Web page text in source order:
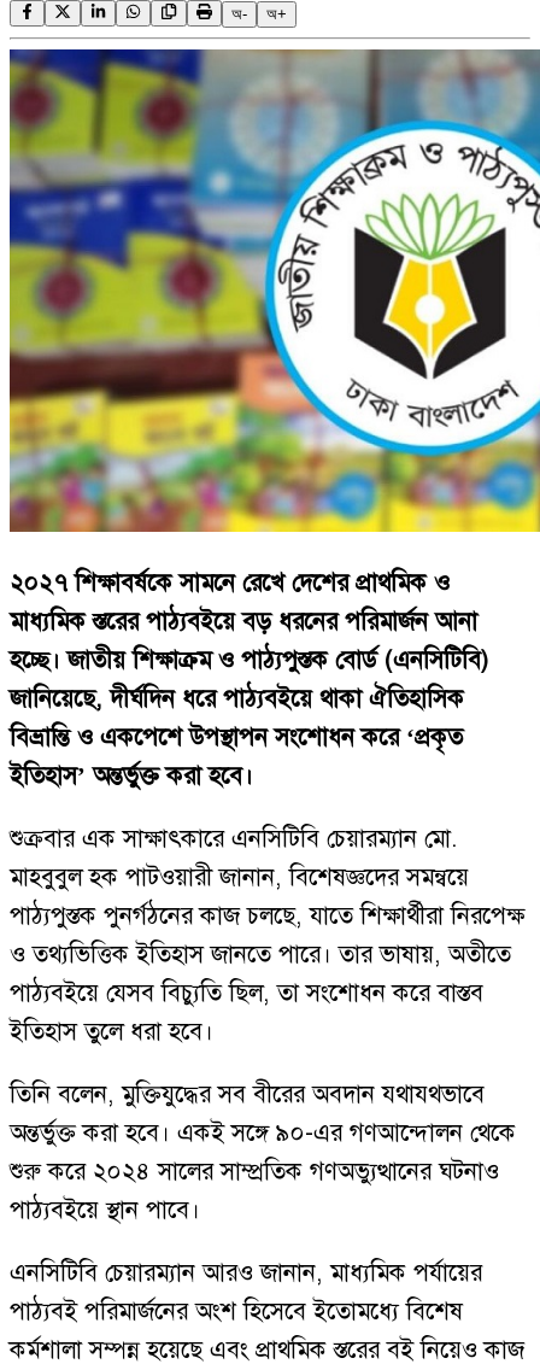
অ- অ+
২০২৭ শিক্ষাবর্ষকে সামনে রেখে দেশের প্রাথমিক ও
মাধ্যমিক স্তরের পাঠ্যবইয়ে বড় ধরনের পরিমার্জন আনা
হচ্ছে। জাতীয় শিক্ষাক্রম ও পাঠ্যপুস্তক বোর্ড (এনসিটিবি)
জানিয়েছে, দীর্ঘদিন ধরে পাঠ্যবইয়ে থাকা ঐতিহাসিক
বিভ্রান্তি ও একপেশে উপস্থাপন সংশোধন করে ‘প্রকৃত
ইতিহাস’ অন্তর্ভুক্ত করা হবে।
শুক্রবার এক সাক্ষাৎকারে এনসিটিবি চেয়ারম্যান মো.
মাহবুবুল হক পাটওয়ারী জানান, বিশেষজ্ঞদের সমন্বয়ে
পাঠ্যপুস্তক পুনর্গঠনের কাজ চলছে, যাতে শিক্ষার্থীরা নিরপেক্ষ
ও তথ্যভিত্তিক ইতিহাস জানতে পারে। তার ভাষায়, অতীতে
পাঠ্যবইয়ে যেসব বিচ্যুতি ছিল, তা সংশোধন করে বাস্তব
ইতিহাস তুলে ধরা হবে।
তিনি বলেন, মুক্তিযুদ্ধের সব বীরের অবদান যথাযথভাবে
অন্তর্ভুক্ত করা হবে। একই সঙ্গে ৯০-এর গণআন্দোলন থেকে
শুরু করে ২০২৪ সালের সাম্প্রতিক গণঅভ্যুত্থানের ঘটনাও
পাঠ্যবইয়ে স্থান পাবে।
এনসিটিবি চেয়ারম্যান আরও জানান, মাধ্যমিক পর্যায়ের
পাঠ্যবই পরিমার্জনের অংশ হিসেবে ইতোমধ্যে বিশেষ
কর্মশালা সম্পন্ন হয়েছে এবং প্রাথমিক স্তরের বই নিয়েও কাজ